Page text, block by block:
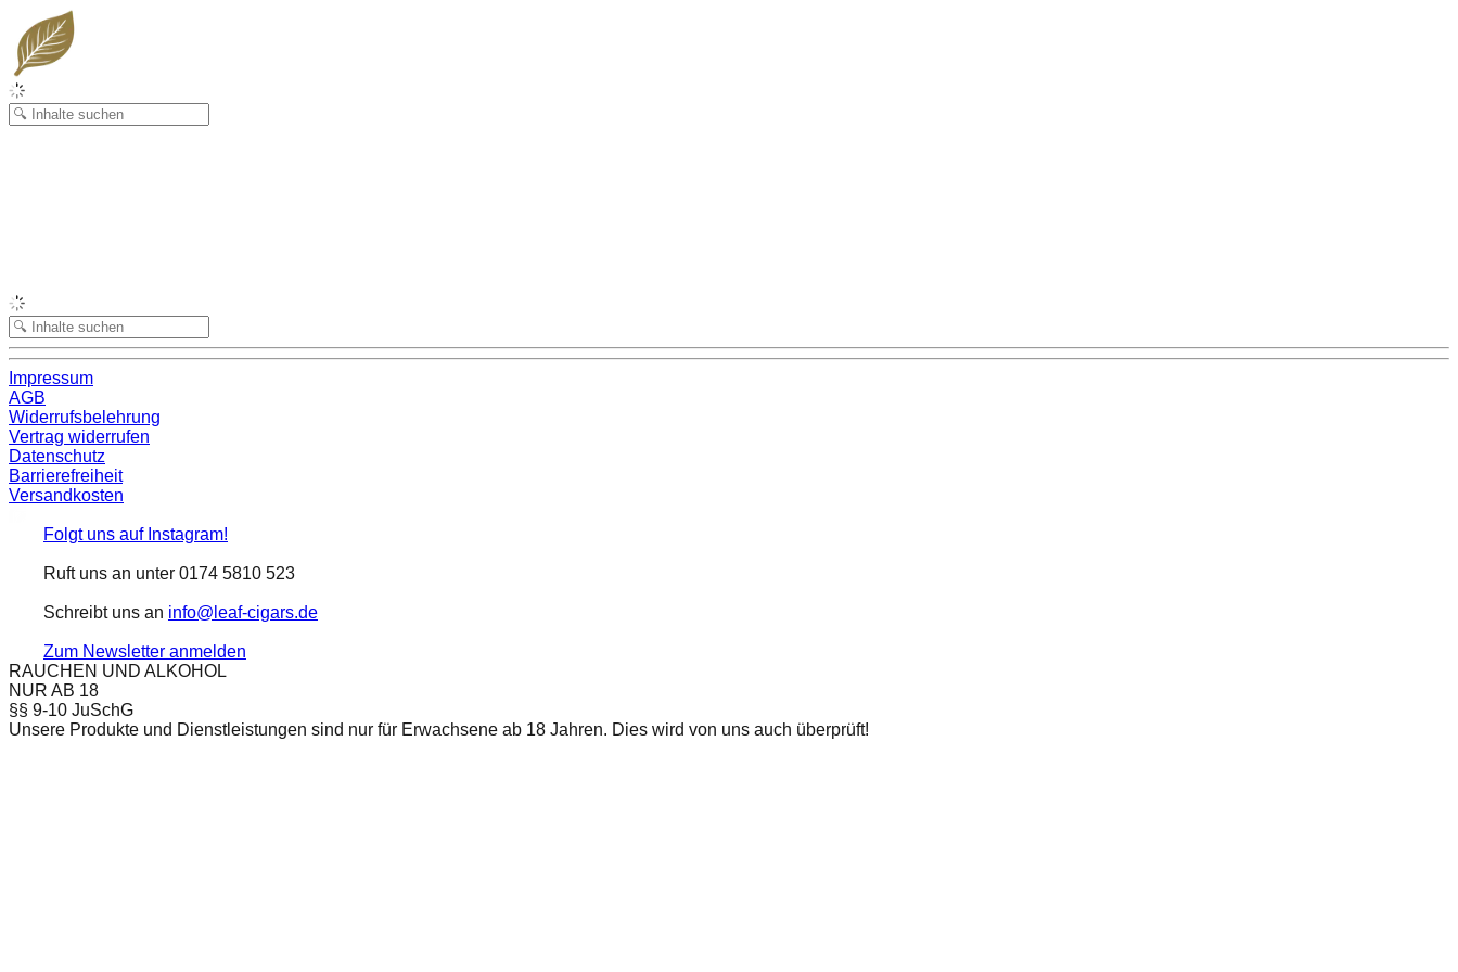
Impressum
AGB
Widerrufsbelehrung
Vertrag widerrufen
Datenschutz
Barrierefreiheit
Versandkosten
Folgt uns auf Instagram!
Ruft uns an unter 0174 5810 523
Schreibt uns an info@leaf-cigars.de
Zum Newsletter anmelden
RAUCHEN UND ALKOHOL
NUR AB 18
§§ 9-10 JuSchG
Unsere Produkte und Dienstleistungen sind nur für Erwachsene ab 18 Jahren. Dies wird von uns auch überprüft!